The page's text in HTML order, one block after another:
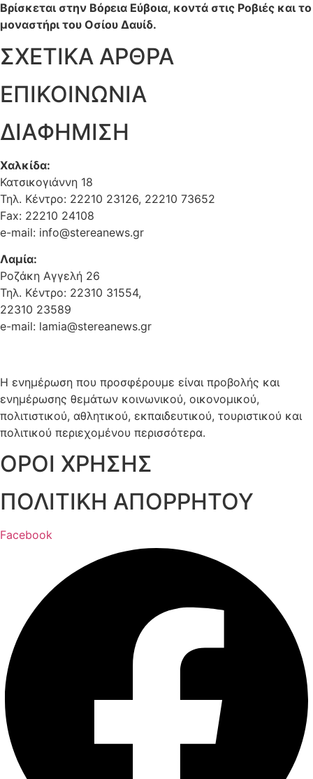
Βρίσκεται στην Βόρεια Εύβοια, κοντά στις Ροβιές και το
μοναστήρι του Οσίου Δαυίδ.
ΣΧΕΤΙΚΑ ΑΡΘΡΑ
ΕΠΙΚΟΙΝΩΝΙΑ
ΔΙΑΦΗΜΙΣΗ
Χαλκίδα:
Κατσικογιάννη 18
Τηλ. Κέντρο: 22210 23126, 22210 73652
Fax: 22210 24108
e-mail: info@stereanews.gr
Λαμία:
Ροζάκη Αγγελή 26
Τηλ. Κέντρο: 22310 31554,
22310 23589
e-mail: lamia@stereanews.gr
Η ενημέρωση που προσφέρουμε είναι προβολής και
ενημέρωσης θεμάτων κοινωνικού, οικονομικού,
πολιτιστικού, αθλητικού, εκπαιδευτικού, τουριστικού και
πολιτικού περιεχομένου περισσότερα.
ΟΡΟΙ ΧΡΗΣΗΣ
ΠΟΛΙΤΙΚΗ ΑΠΟΡΡΗΤΟΥ
Facebook